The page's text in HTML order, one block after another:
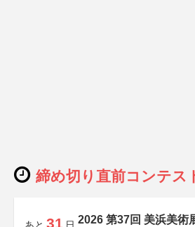
締め切り直前コンテス
31 2026 第37回 美浜美術